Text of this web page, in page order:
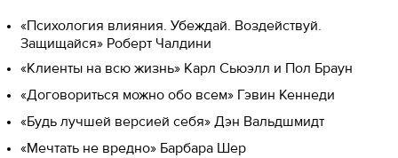
«Психология влияния. Убеждай. Воздействуй.
Защищайся» Роберт Чалдини
«Клиенты на всю жизнь» Карл Сьюэлл и Пол Браун
«Договориться можно обо всем» Гэвин Кеннеди
«Будь лучшей версией себя» Дэн Вальдшмидт
«Мечтать не вредно» Барбара Шер